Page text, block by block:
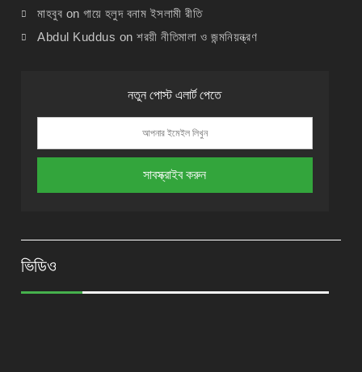
মাহবুব onগায়ে হলুদ বনাম ইসলামী রীতি
Abdul Kuddus onশরয়ী নীতিমালা ও জন্মনিয়ন্ত্রণ
নতুন পোস্ট এলার্ট পেতে
ভিডিও